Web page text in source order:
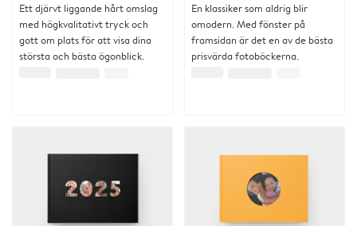
Ett djärvt liggande hårt omslag
med högkvalitativt tryck och
gott om plats för att visa dina
största och bästa ögonblick.
En klassiker som aldrig blir
omodern. Med fönster på
framsidan är det en av de bästa
prisvärda fotoböckerna.